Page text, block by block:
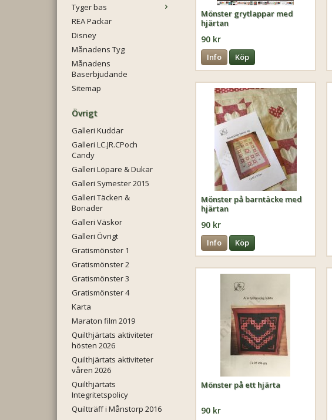
Tyger bas
REA Packar
Disney
Månadens Tyg
Månadens
Baserbjudande
Sitemap
Övrigt
Galleri Kuddar
Galleri LC.JR.CPoch
Candy
Galleri Löpare & Dukar
Galleri Symester 2015
Galleri Täcken &
Bonader
Galleri Väskor
Galleri Övrigt
Gratismönster 1
Gratismönster 2
Gratismönster 3
Gratismönster 4
Karta
Maraton film 2019
Quilthjärtats aktiviteter
hösten 2026
Quilthjärtats aktiviteter
våren 2026
Quilthjärtats
Integritetspolicy
Quiltträff i Månstorp 2016
Mönster grytlappar med
hjärtan
90 kr
Info Köp
Mönster på barntäcke med
hjärtan
90 kr
Info Köp
Mönster på ett hjärta
90 kr